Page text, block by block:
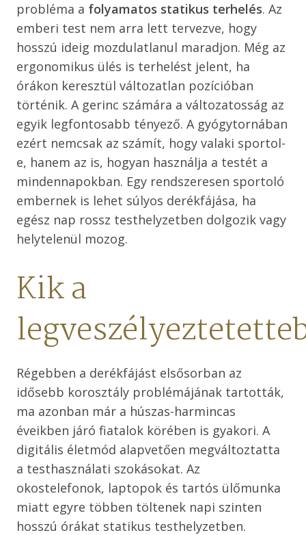
probléma a folyamatos statikus terhelés. Az
emberi test nem arra lett tervezve, hogy
hosszú ideig mozdulatlanul maradjon. Még az
ergonomikus ülés is terhelést jelent, ha
órákon keresztül változatlan pozícióban
történik. A gerinc számára a változatosság az
egyik legfontosabb tényező. A gyógytornában
ezért nemcsak az számít, hogy valaki sportol-
e, hanem az is, hogyan használja a testét a
mindennapokban. Egy rendszeresen sportoló
embernek is lehet súlyos derékfájása, ha
egész nap rossz testhelyzetben dolgozik vagy
helytelenül mozog.
Kik a
Régebben a derékfájást elsősorban az
idősebb korosztály problémájának tartották,
ma azonban már a húszas-harmincas
éveikben járó fiatalok körében is gyakori. A
digitális életmód alapvetően megváltoztatta
a testhasználati szokásokat. Az
okostelefonok, laptopok és tartós ülőmunka
miatt egyre többen töltenek napi szinten
hosszú órákat statikus testhelyzetben.